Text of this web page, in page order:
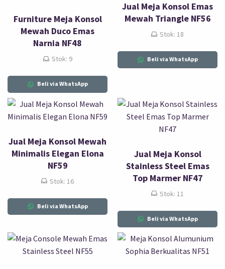
Furniture Meja Konsol
Mewah Duco Emas
Narnia NF48
Stok: 9
Beli via WhatsApp
Jual Meja Konsol Emas
Mewah Triangle NF56
Stok: 18
Beli via WhatsApp
Jual Meja Konsol Mewah
Minimalis Elegan Elona
NF59
Stok: 16
Beli via WhatsApp
Jual Meja Konsol
Stainless Steel Emas
Top Marmer NF47
Stok: 11
Beli via WhatsApp